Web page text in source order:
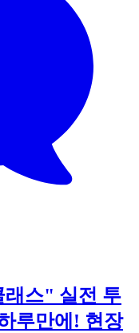
래스" 실전 투
루만에! 현장